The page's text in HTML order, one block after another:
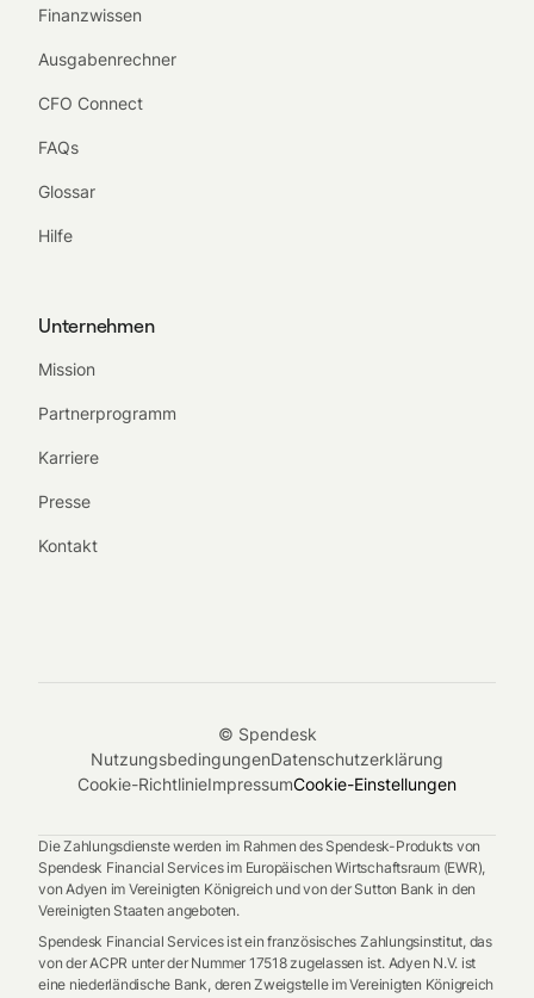
Finanzwissen
Ausgabenrechner
CFO Connect
FAQs
Glossar
Hilfe
Unternehmen
Mission
Partnerprogramm
Karriere
Presse
Kontakt
© Spendesk
NutzungsbedingungenDatenschutzerklärung
Cookie-RichtlinieImpressumCookie-Einstellungen
Die Zahlungsdienste werden im Rahmen des Spendesk-Produkts von
Spendesk Financial Services im Europäischen Wirtschaftsraum (EWR),
von Adyen im Vereinigten Königreich und von der Sutton Bank in den
Vereinigten Staaten angeboten.
Spendesk Financial Services ist ein französisches Zahlungsinstitut, das
von der ACPR unter der Nummer 17518 zugelassen ist. Adyen N.V. ist
eine niederländische Bank, deren Zweigstelle im Vereinigten Königreich